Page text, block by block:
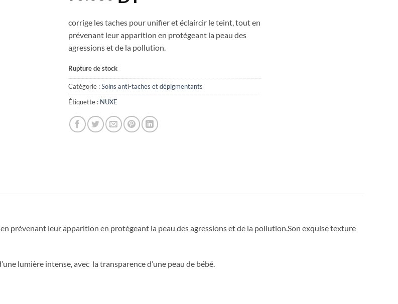
corrige les taches pour unifier et éclaircir le teint, tout en
prévenant leur apparition en protégeant la peau des
agressions et de la pollution.
Rupture de stock
Catégorie :Soins anti-taches et dépigmentants
Étiquette : NUXE
prévenant leur apparition en protégeant la peau des agressions et de la pollution.Son exquise texture
lumière intense, avec la transparence d’une peau de bébé.